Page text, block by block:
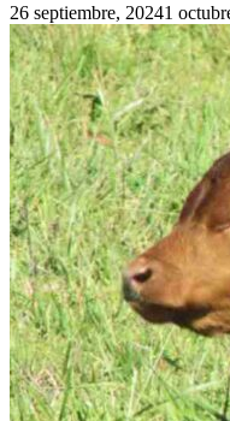
26 septiembre, 20241